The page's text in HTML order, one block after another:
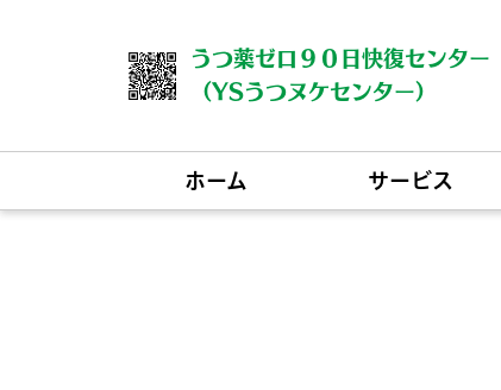
うつ薬ゼロ９０日快復センター
（YSうつヌケセンター）
ホーム サービス